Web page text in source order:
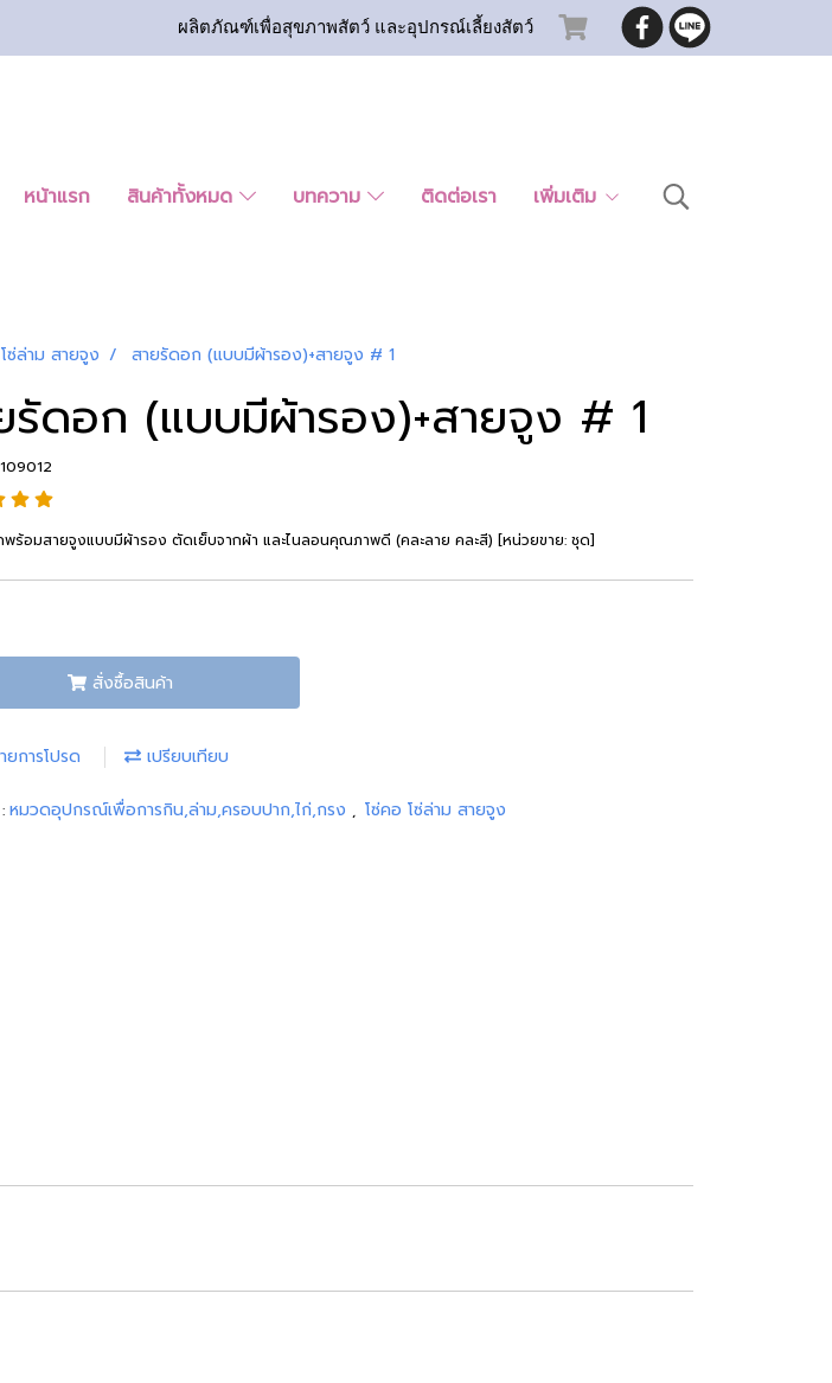
ผลิตภัณฑ์เพื่อสุขภาพสัตว์ และอุปกรณ์เลี้ยงสัตว์
หน้าแรก สินค้าทั้งหมด บทความ ติดต่อเรา เพิ่มเติม
ซ่ล่าม สายจูง สายรัดอก (แบบมีผ้ารอง)+สายจูง # 1
รัดอก (แบบมีผ้ารอง)+สายจูง # 1
ร้อมสายจูงแบบมีผ้ารอง ตัดเย็บจากผ้า และไนลอนคุณภาพดี (คละลาย คละสี) [หน่วยขาย: ชุด]
สั่งซื้อสินค้า
ยการโปรด เปรียบเทียบ
หมวดอุปกรณ์เพื่อการกิน,ล่าม,ครอบปาก,ไก่,กรง , โซ่คอ โซ่ล่าม สายจูง